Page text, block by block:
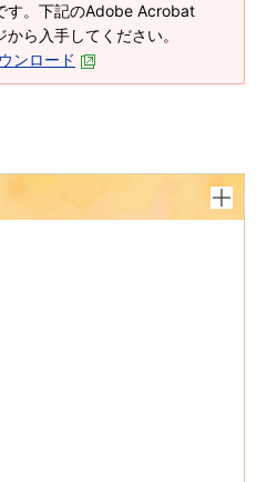
す。下記のAdobe Acrobat
ら入手してください。
ンロード